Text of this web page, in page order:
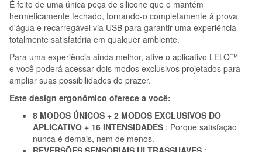
É feito de uma única peça de silicone que o mantém
hermeticamente fechado, tornando-o completamente à prova
d'água e recarregável via USB para garantir uma experiência
totalmente satisfatória em qualquer ambiente.
Para uma experiência ainda melhor, ative o aplicativo LELO™
e você poderá acessar dois modos exclusivos projetados para
ampliar suas possibilidades de prazer.
Este design ergonômico oferece a você:
8 MODOS ÚNICOS + 2 MODOS EXCLUSIVOS DO
APLICATIVO + 16 INTENSIDADES : Porque satisfação
nunca é demais, nem de menos.